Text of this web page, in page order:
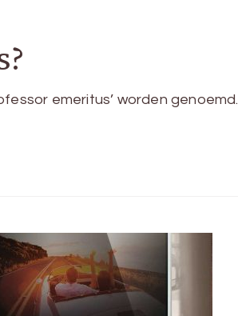
emeritus’ worden genoemd.